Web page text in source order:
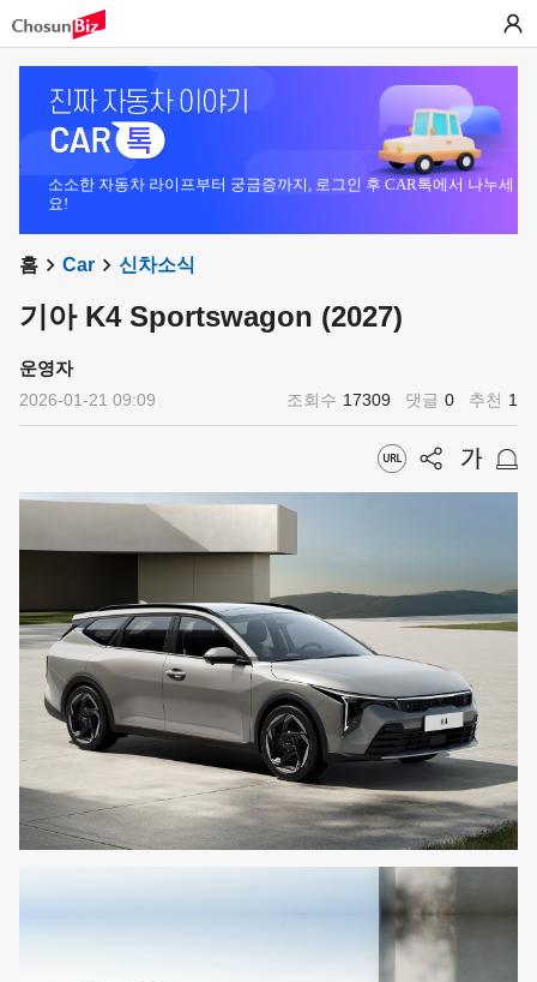
소소한 자동차 라이프부터 궁금증까지, 로그인 후 CAR톡에서 나누세
요!
홈 Car 신차소식
기아 K4 Sportswagon (2027)
운영자
2026-01-21 09:09 조회수 17309 댓글 0 추천 1